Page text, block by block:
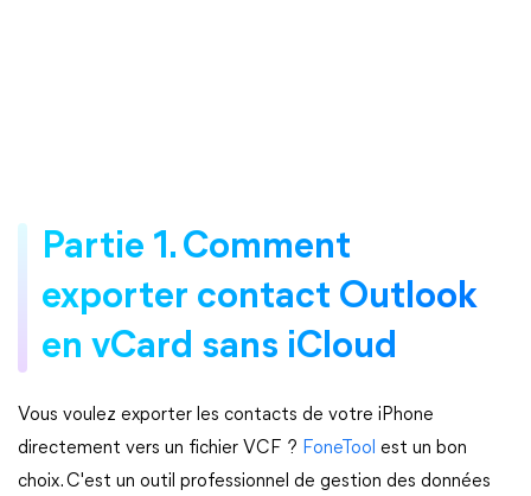
Partie 1. Comment
exporter contact Outlook
en vCard sans iCloud
Vous voulez exporter les contacts de votre iPhone
directement vers un fichier VCF ? FoneTool est un bon
choix. C'est un outil professionnel de gestion des données